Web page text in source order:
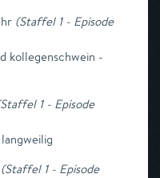
(Staffel 1 - Episode
kollegenschwein -
Staffel 1 - Episode
(Staffel 1 - Episode